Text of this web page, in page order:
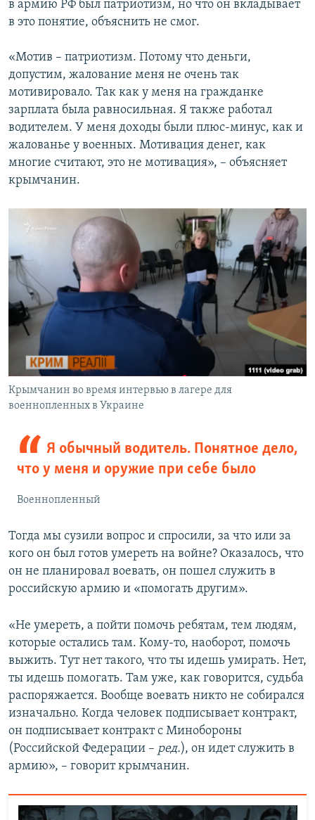
в армию РФ был патриотизм, но что он вкладывает
в это понятие, объяснить не смог.
«Мотив – патриотизм. Потому что деньги,
допустим, жалование меня не очень так
мотивировало. Так как у меня на гражданке
зарплата была равносильная. Я также работал
водителем. У меня доходы были плюс-минус, как и
жалованье у военных. Мотивация денег, как
многие считают, это не мотивация», – объясняет
крымчанин.
Крымчанин во время интервью в лагере для
военнопленных в Украине
Я обычный водитель. Понятное дело,
что у меня и оружие при себе было
Военнопленный
Тогда мы сузили вопрос и спросили, за что или за
кого он был готов умереть на войне? Оказалось, что
он не планировал воевать, он пошел служить в
российскую армию и «помогать другим».
«Не умереть, а пойти помочь ребятам, тем людям,
которые остались там. Кому-то, наоборот, помочь
выжить. Тут нет такого, что ты идешь умирать. Нет,
ты идешь помогать. Там уже, как говорится, судьба
распоряжается. Вообще воевать никто не собирался
изначально. Когда человек подписывает контракт,
он подписывает контракт с Минобороны
(Российской Федерации – ред.), он идет служить в
армию», – говорит крымчанин.